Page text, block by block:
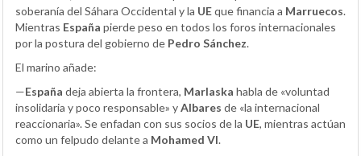
soberanía del Sáhara Occidental y la UEque financia a Marruecos.
Mientras España pierde peso en todos los foros internacionales
por la postura del gobierno de Pedro Sánchez.
El marino añade:
—España deja abierta la frontera, Marlaska habla de «voluntad
insolidaria y poco responsable» yAlbares de «la internacional
reaccionaria». Se enfadan con sus socios de la UE, mientras actúan
como un felpudo delante a Mohamed VI.